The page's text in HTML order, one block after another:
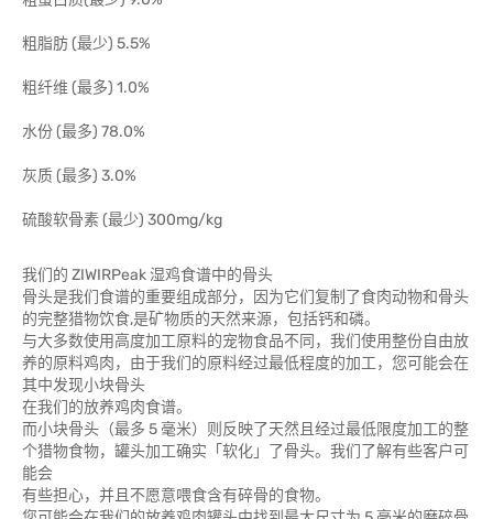
粗脂肪 (最少) 5.5%
粗纤维 (最多) 1.0%
水份 (最多) 78.0%
灰质 (最多) 3.0%
硫酸软骨素 (最少) 300mg/kg
我们的 ZIWIRPeak 湿鸡食谱中的骨头
骨头是我们食谱的重要组成部分，因为它们复制了食肉动物和骨头
的完整猎物饮食,是矿物质的天然来源，包括钙和磷。
与大多数使用高度加工原料的宠物食品不同，我们使用整份自由放
养的原料鸡肉，由于我们的原料经过最低程度的加工，您可能会在
其中发现小块骨头
在我们的放养鸡肉食谱。
而小块骨头（最多 5 毫米）则反映了天然且经过最低限度加工的整
个猎物食物，罐头加工确实「软化」了骨头。我们了解有些客户可
能会
有些担心，并且不愿意喂食含有碎骨的食物。